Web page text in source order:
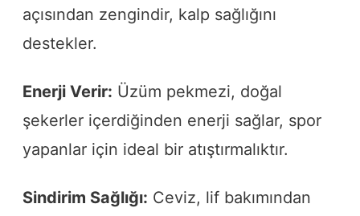
açısından zengindir, kalp sağlığını
destekler.
Enerji Verir: Üzüm pekmezi, doğal
şekerler içerdiğinden enerji sağlar, spor
yapanlar için ideal bir atıştırmalıktır.
Sindirim Sağlığı: Ceviz, lif bakımından